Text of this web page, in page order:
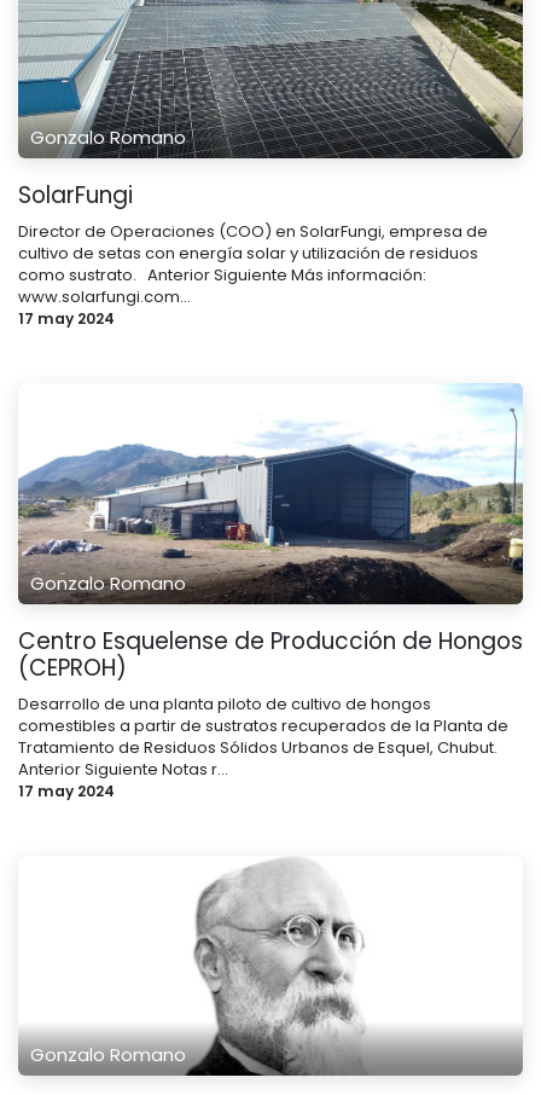
Gonzalo Romano
SolarFungi
Director de Operaciones (COO) en SolarFungi, empresa de
cultivo de setas con energía solar y utilización de residuos
como sustrato. ​ ​ Anterior Siguiente Más información:
www.solarfungi.com...
17 may 2024
Gonzalo Romano
Centro Esquelense de Producción de Hongos
(CEPROH)
Desarrollo de una planta piloto de cultivo de hongos
comestibles a partir de sustratos recuperados de la Planta de
Tratamiento de Residuos Sólidos Urbanos de Esquel, Chubut.
Anterior Siguiente Notas r...
17 may 2024
Gonzalo Romano